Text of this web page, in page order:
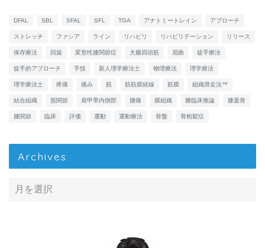
DFAL SBL SFAL SFL TGA アナトミートレイン アプローチ
ストレッチ ファシア ライン リハビリ リハビリテーション リリース
保存療法 回旋 変形性膝関節症 大腿四頭筋 屈曲 徒手療法
徒手的アプローチ 手技 新人理学療法士 物理療法 理学療法
理学療法士 疼痛 痛み 筋 筋筋膜経線 筋膜 組織滑走法™
結合組織 股関節 肩甲帯内側部 腰痛 膜組織 膝臨床推論 膝蓋骨
膝関節 臨床 評価 運動 運動療法 骨盤 骨粗鬆症
Archives